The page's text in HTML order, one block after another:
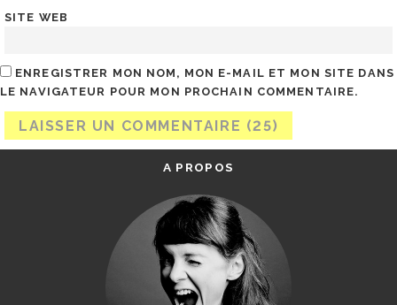
SITE WEB
ENREGISTRER MON NOM, MON E-MAIL ET MON SITE DANS
LE NAVIGATEUR POUR MON PROCHAIN COMMENTAIRE.
A PROPOS